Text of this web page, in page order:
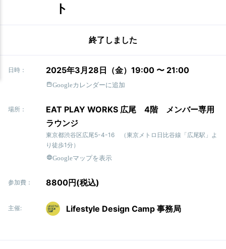
ト
終了しました
日時： 2025年3月28日（金）19:00 〜 21:00
Googleカレンダーに追加
場所：
EAT PLAY WORKS 広尾 4階 メンバー専用
ラウンジ
東京都渋谷区広尾5-4-16 （東京メトロ日比谷線「広尾駅」よ
り徒歩1分）
Googleマップを表示
参加費： 8800円(税込)
主催: Lifestyle Design Camp 事務局